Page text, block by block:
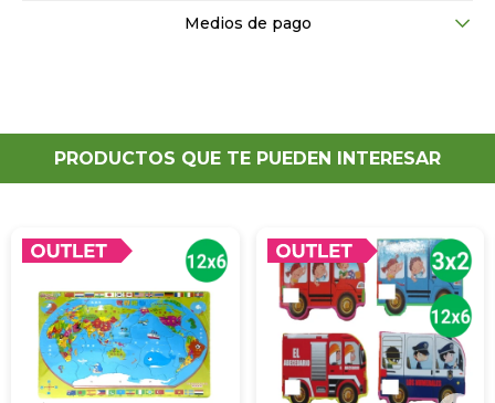
Medios de pago
PRODUCTOS QUE TE PUEDEN INTERESAR